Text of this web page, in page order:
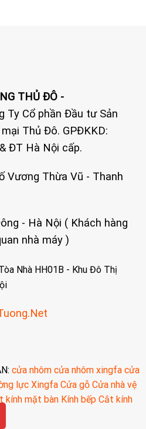
THỦ ĐÔ -
Ty Cổ phần Đầu tư Sản
Thủ Đô. GPĐKKD:
ĐT Hà Nội cấp.
Vương Thừa Vũ - Thanh
- Hà Nội ( Khách hàng
nhà máy )
Nhà HH01B - Khu Đô Thị
cửa nhôm cửa nhôm xingfa cửa
lực Xingfa Cửa gỗ Cửa nhà vệ
kính mặt bàn Kính bếp Cắt kính